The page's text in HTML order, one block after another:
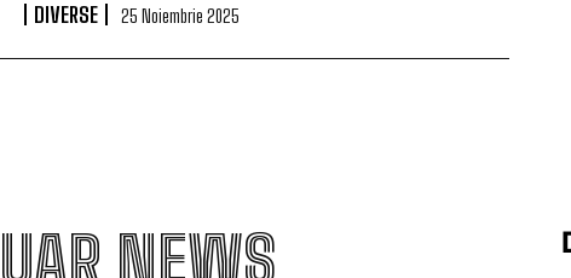
DIVERSE 25 Noiembrie 2025
UAR NEWS